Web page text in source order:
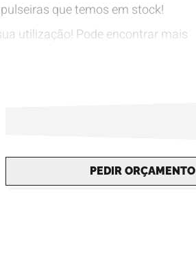
que temos em stock!
utilização! Pode encontrar mais
PEDIR ORÇAMENTO